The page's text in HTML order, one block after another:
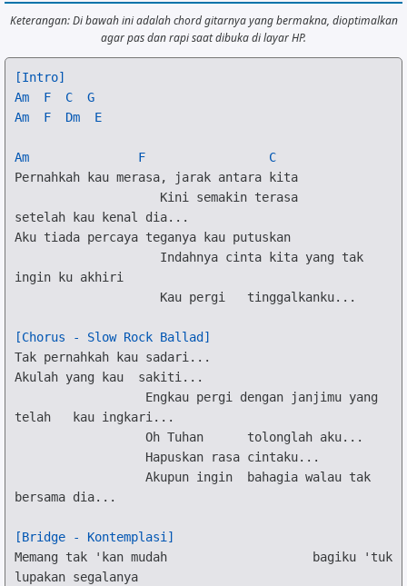
Keterangan: Di bawah ini adalah chord gitarnya yang bermakna, dioptimalkan
agar pas dan rapi saat dibuka di layar HP.
[Intro]
Am
F C
G
Am
F Dm E
Am F
C
Pernahkah kau merasa, jarak antara kita
Kini semakin terasa
setelah kau kenal dia...
Aku tiada percaya teganya kau putuskan
Indahnya cinta kita yang tak
ingin ku akhiri
Kau pergi
tinggalkanku...
[Chorus - Slow Rock Ballad]
Tak pernahkah kau sadari...
Akulah yang kau
sakiti...
Engkau pergi dengan janjimu yang
telah
kau ingkari...
Oh Tuhan
tolonglah aku...
Hapuskan rasa cintaku...
Akupun ingin
bahagia walau tak
bersama dia...
[Bridge - Kontemplasi]
Memang tak 'kan mudah
bagiku 'tuk
lupakan segalanya